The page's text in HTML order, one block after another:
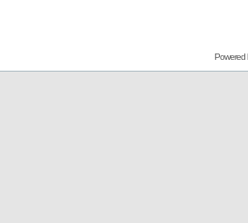
Powered